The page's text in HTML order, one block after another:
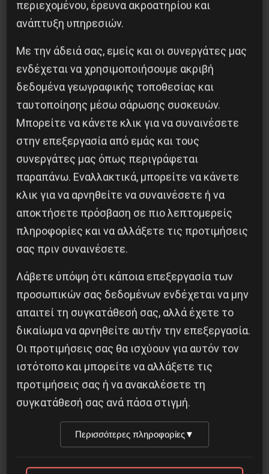
συνεργασία που δεν τελείωσε με τον θάνατο
9 Αυγούστου 2026
Η Eπανάσταση της 19 Ιουλίου 1936 στην
Iσπανία
5 Αυγούστου 2026
περιεχομένου, έρευνα ακροατηρίου και
ανάπτυξη υπηρεσιών.
Με την άδειά σας, εμείς και οι συνεργάτες μας
ενδέχεται να χρησιμοποιήσουμε ακριβή
δεδομένα γεωγραφικής τοποθεσίας και
ταυτοποίησης μέσω σάρωσης συσκευών.
Μπορείτε να κάνετε κλικ για να συναινέσετε
στην επεξεργασία από εμάς και τους
συνεργάτες μας όπως περιγράφεται
παραπάνω. Εναλλακτικά, μπορείτε να κάνετε
κλικ για να αρνηθείτε να συναινέσετε ή να
αποκτήσετε πρόσβαση σε πιο λεπτομερείς
πληροφορίες και να αλλάξετε τις προτιμήσεις
σας πριν συναινέσετε.
Λάβετε υπόψη ότι κάποια επεξεργασία των
προσωπικών σας δεδομένων ενδέχεται να μην
απαιτεί τη συγκατάθεσή σας, αλλά έχετε το
δικαίωμα να αρνηθείτε αυτήν την επεξεργασία.
Οι προτιμήσεις σας θα ισχύουν για αυτόν τον
ιστότοπο και μπορείτε να αλλάξετε τις
προτιμήσεις σας ή να ανακαλέσετε τη
συγκατάθεσή σας ανά πάσα στιγμή.
Περισσότερες πληροφορίες▼